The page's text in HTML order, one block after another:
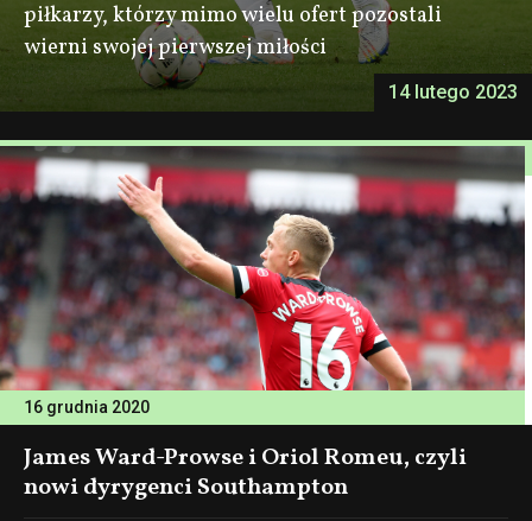
14 lutego 2023
piłkarzy, którzy mimo wielu ofert pozostali
wierni swojej pierwszej miłości
16 grudnia 2020
James Ward-Prowse i Oriol Romeu, czyli
nowi dyrygenci Southampton